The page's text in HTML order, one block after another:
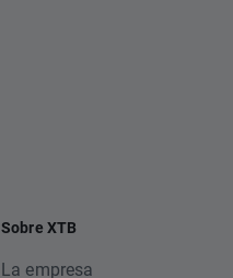
Sobre XTB
La empresa